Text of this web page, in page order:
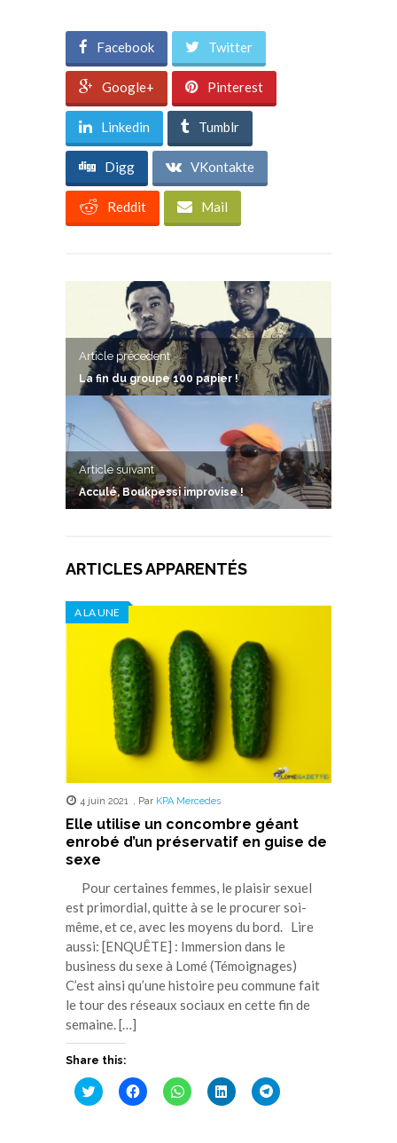
Facebook Twitter
Google+ Pinterest
Linkedin Tumblr
Digg VKontakte
Reddit Mail
Article précedent
La fin du groupe 100 papier !
Article suivant
Acculé, Boukpessi improvise !
ARTICLES APPARENTÉS
A LA UNE
4 juin 2021 , Par KPA Mercedes
Elle utilise un concombre géant
enrobé d’un préservatif en guise de
sexe
Pour certaines femmes, le plaisir sexuel
est primordial, quitte à se le procurer soi-
même, et ce, avec les moyens du bord. Lire
aussi: [ENQUÊTE] : Immersion dans le
business du sexe à Lomé (Témoignages)
C’est ainsi qu’une histoire peu commune fait
le tour des réseaux sociaux en cette fin de
semaine. […]
Share this:
Cliquez
pour
Cliquez
pour
Cliquez
pour
Cliquez
pour
Cliquez
pour